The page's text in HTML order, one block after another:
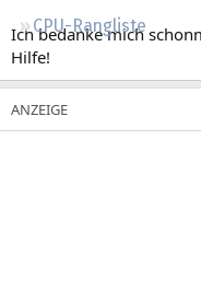
CPU-Rangliste
Ich bedanke mich
Hilfe!